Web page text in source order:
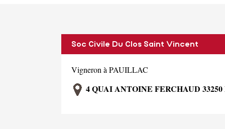
Soc Civile Du Clos Saint Vincent
Vigneron à PAUILLAC
4 QUAI ANTOINE FERCHAUD